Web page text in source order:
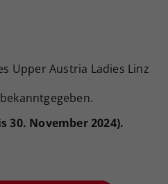
Upper Austria Ladies Linz
bekanntgegeben.
30. November 2024).